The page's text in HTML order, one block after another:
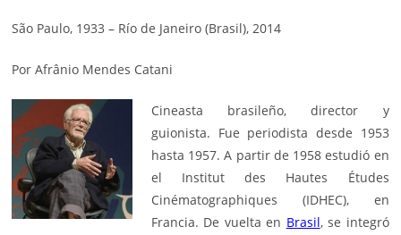
São Paulo, 1933 – Río de Janeiro (Brasil), 2014
Por Afrânio Mendes Catani
Cineasta brasileño, director y
guionista. Fue periodista desde 1953
hasta 1957. A partir de 1958 estudió en
el Institut des Hautes Études
Cinématographiques (IDHEC), en
Francia. De vuelta en Brasil, se integró